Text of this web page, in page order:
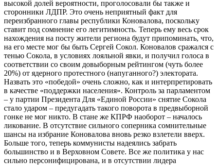
высокой долей вероятности, проголосовали бы также и
сторонники ЛДПР. Это очень неприятный факт для
переизбранного главы республики Коновалова, поскольку
ставит под сомнение его легитимность. Теперь ему весь срок
нахождения на посту жители региона будут припоминать, что,
на его месте мог бы быть Сергей Сокол. Коновалов сражался с
тенью Сокола, в условиях лояльной явки, и получил голоса в
соответствии со своим довыборным рейтингом (чуть более
20%) от ядерного протестного (напуганного?) электората.
Назвать это «победой» очень сложно, как и интерпретировать
в качестве «поддержки населения». Контроль за парламентом
– у партии Президента Для «Единой России» снятие Сокола
стало ударом – предугадать такого поворота в предвыборной
гонке не мог никто. В стане же КПРФ наоборот – началось
ликование. В отсутствие сильного соперника сомнительные
шансы на избрание Коновалова вновь резко взлетели вверх.
Больше того, теперь коммунисты надеялись забрать
большинство и в Верховном Совете. Все же политика у нас
сильно персонифицирована, и в отсутствии лидера